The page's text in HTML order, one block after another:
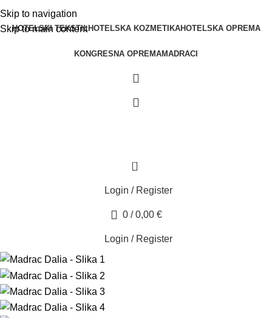
Skip to navigation
Skip to main content
HOTELSKI TEKSTILHOTELSKA KOZMETIKAHOTELSKA OPREMA
KONGRESNA OPREMAMADRACI
0
Login / Register
0 / 0,00 €
Login / Register